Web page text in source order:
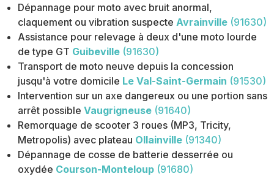
Dépannage pour moto avec bruit anormal,
claquement ou vibration suspecte Avrainville (91630)
Assistance pour relevage à deux d'une moto lourde
de type GT Guibeville (91630)
Transport de moto neuve depuis la concession
jusqu'à votre domicile Le Val-Saint-Germain (91530)
Intervention sur un axe dangereux ou une portion sans
arrêt possible Vaugrigneuse (91640)
Remorquage de scooter 3 roues (MP3, Tricity,
Metropolis) avec plateau Ollainville (91340)
Dépannage de cosse de batterie desserrée ou
oxydée Courson-Monteloup (91680)